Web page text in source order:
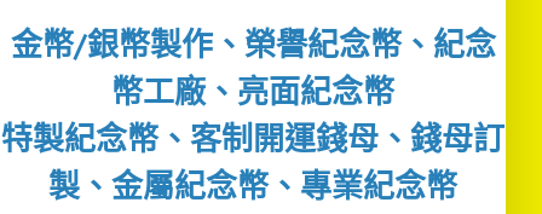
金幣/銀幣製作、榮譽紀念幣、紀念
幣工廠、亮面紀念幣
特製紀念幣、客制開運錢母、錢母訂
製、金屬紀念幣、專業紀念幣